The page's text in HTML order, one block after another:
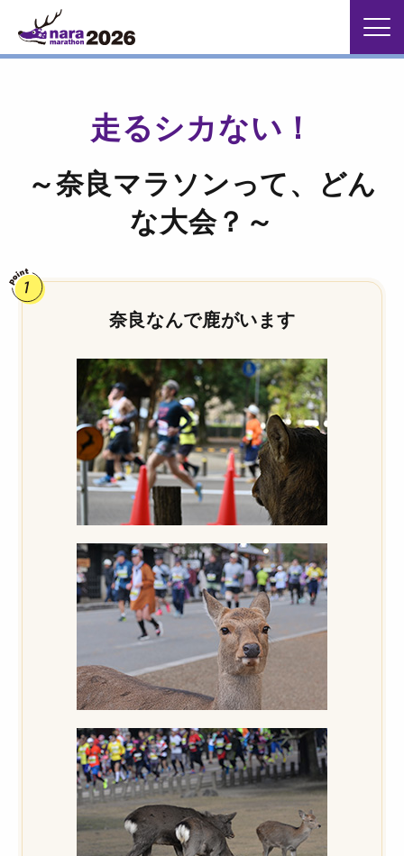
走るシカない！
～奈良マラソンって、どん
な大会？～
奈良なんで鹿がいます